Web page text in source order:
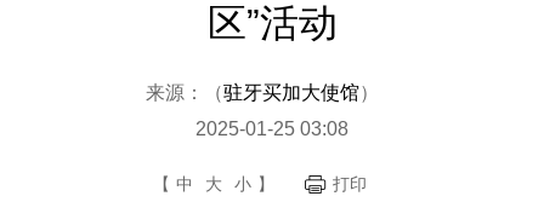
区”活动
来源：（驻牙买加大使馆）
2025-01-25 03:08
【 中 大 小 】 打印